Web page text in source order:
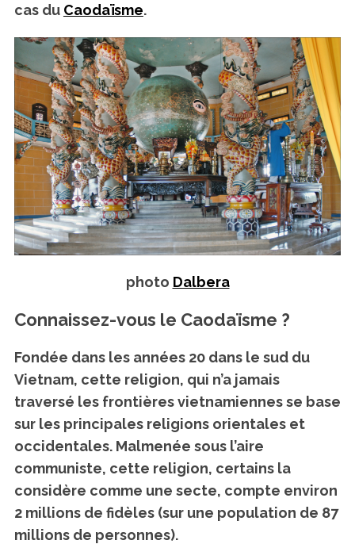
cas du Caodaïsme.
photo Dalbera
Connaissez-vous le Caodaïsme ?
Fondée dans les années 20 dans le sud du
Vietnam, cette religion, qui n’a jamais
traversé les frontières vietnamiennes se base
sur les principales religions orientales et
occidentales. Malmenée sous l’aire
communiste, cette religion, certains la
considère comme une secte, compte environ
2 millions de fidèles(sur une population de 87
millions de personnes).